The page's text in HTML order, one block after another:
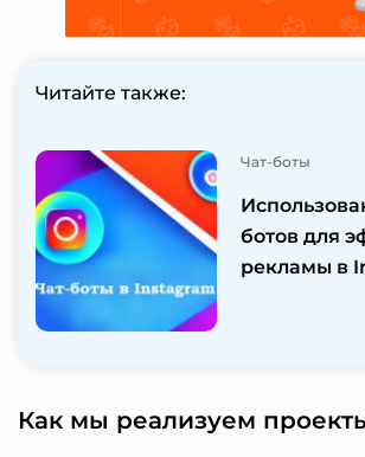
Читайте также:
Чат-боты
ботов для
рекламы в
Как мы реализуем